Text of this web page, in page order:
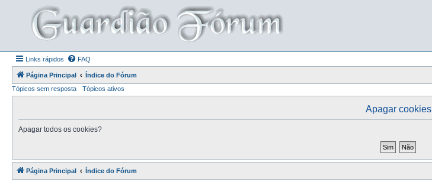
Links rápidos FAQ
Página Principal
Índice do Fórum
Tópicos sem resposta
Tópicos ativos
Apagar cookies
Apagar todos os cookies?
Página Principal Índice do Fórum